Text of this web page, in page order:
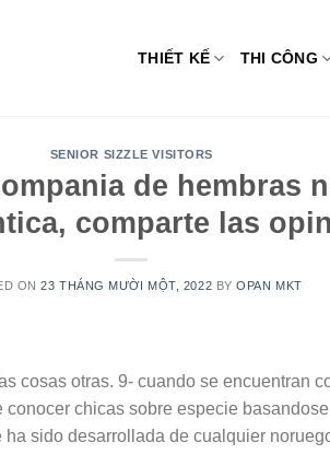
THIẾT KẾ THI CÔNG
SENIOR SIZZLE VISITORS
de hembras
comparte las
ON23 THÁNG MƯỜI MỘT, 2022 BYOPAN MKT
cosas otras. 9- cuando se encuentran
conocer chicas sobre especie
sido desarrollada de cualquier